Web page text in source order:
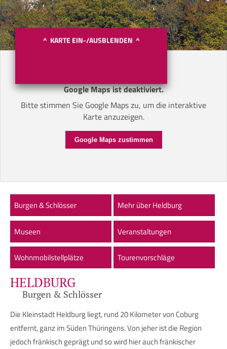
^ KARTE EIN-/AUSBLENDEN ^
Google Maps ist deaktiviert.
Bitte stimmen Sie Google Maps zu, um die interaktive
Karte anzuzeigen.
Google Maps zustimmen
Burgen & Schlösser Mehr über Heldburg
Museen Veranstaltungen
Wohnmobilstellplätze Tourenvorschläge
HELDBURG
Burgen & Schlösser
Die Kleinstadt Heldburg liegt, rund 20 Kilometer von Coburg
entfernt, ganz im Süden Thüringens. Von jeher ist die Region
jedoch fränkisch geprägt und so wird hier auch fränkischer